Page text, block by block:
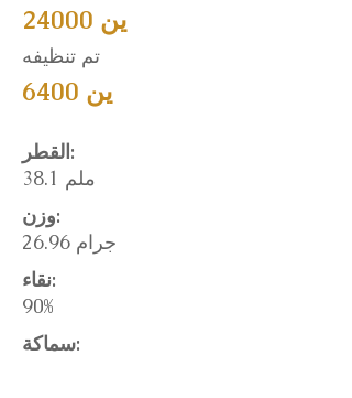
24000 ين
تم تنظيفه
6400 ين
القطر:
38.1 ملم
وزن:
26.96 جرام
نقاء:
90%
سماكة: